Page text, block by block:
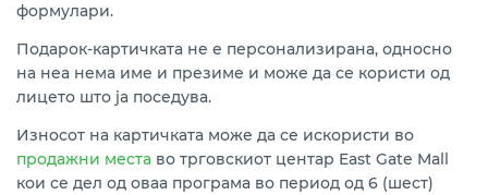
формулари.
Подарок-картичката не е персонализирана, односно
на неа нема име и презиме и може да се користи од
лицето што ја поседува.
Износот на картичката може да се искористи во
продажни места во трговскиот центар East Gate Mall
кои се дел од оваа програма во период од 6 (шест)